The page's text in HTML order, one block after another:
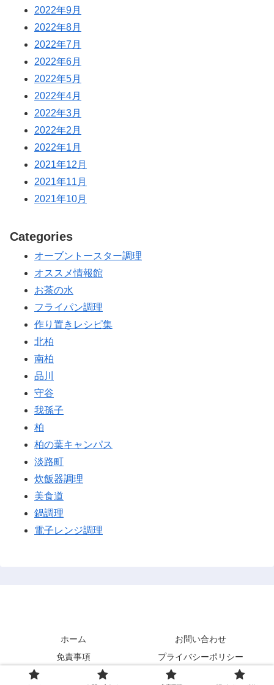
2022年9月
2022年8月
2022年7月
2022年6月
2022年5月
2022年4月
2022年3月
2022年2月
2022年1月
2021年12月
2021年11月
2021年10月
Categories
オーブントースター調理
オススメ情報館
お茶の水
フライパン調理
作り置きレシピ集
北柏
南柏
品川
守谷
我孫子
柏
柏の葉キャンパス
淡路町
炊飯器調理
美食道
鍋調理
電子レンジ調理
ホーム
お問い合わせ
免責事項
プライバシーポリシー
© 2021 あまきズム.